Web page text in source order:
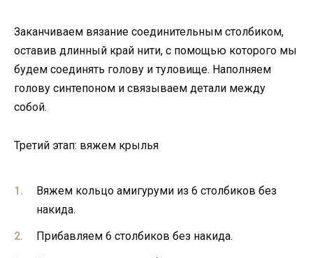
Заканчиваем вязание соединительным столбиком,
оставив длинный край нити, с помощью которого мы
будем соединять голову и туловище. Наполняем
голову синтепоном и связываем детали между
собой.
Третий этап: вяжем крылья
Вяжем кольцо амигуруми из 6 столбиков без
накида.
Прибавляем 6 столбиков без накида.